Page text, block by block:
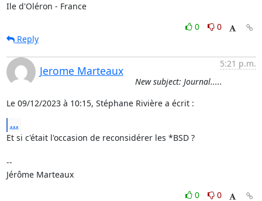
Ile d'Oléron - France
0
0
Reply
Jerome Marteaux
5:21 p.m.
New subject: Journal.....
Le 09/12/2023 à 10:15, Stéphane Rivière a écrit :
...
Et si c'était l'occasion de reconsidérer les *BSD ?
--
Jérôme Marteaux
0
0